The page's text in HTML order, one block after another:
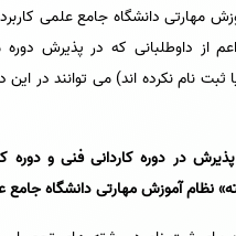
مهارتی دانشگاه جامع علمی
(اعم از داوطلبانی که در پذیرش
ثبت نام نکرده اند) می توانند در
در دوره کاردانی فنی و دوره
نظام آموزش مهارتی دانشگاه جامع